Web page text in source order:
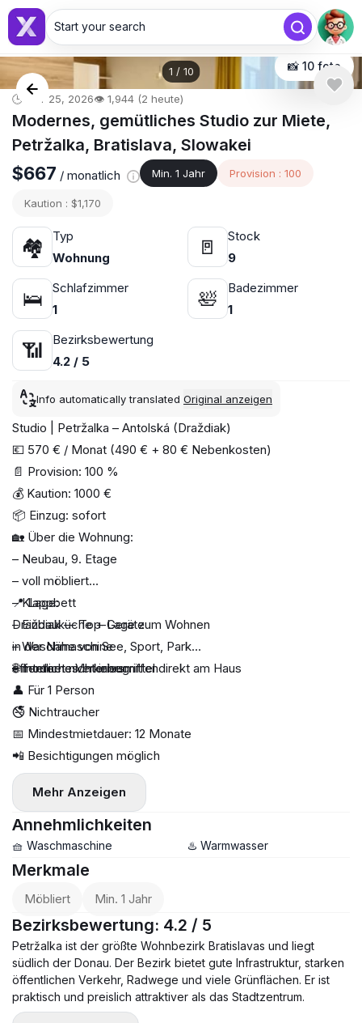
Start your search
1 / 10 📸 10 foto
🕒 Mär 25, 2026👁️ 1,944 (2 heute)
Modernes, gemütliches Studio zur Miete,
Petržalka, Bratislava, Slowakei
$667 / monatlich Min. 1 Jahr Provision : 100
Kaution : $1,170
🏘
Typ
Wohnung
🚪
Stock
9
🛌
Schlafzimmer
1
🛀
Badezimmer
1
📶
Bezirksbewertung
4.2 / 5
Info automatically translated Original anzeigen
Studio | Petržalka – Antolská (Draždiak)
💶 570 € / Monat (490 € + 80 € Nebenkosten)
📄 Provision: 100 %
💰 Kaution: 1000 €
📦 Einzug: sofort
🏡 Über die Wohnung:
– Neubau, 9. Etage
– voll möbliert
– Klappbett
– Einbauküche + Geräte
– Waschmaschine
– modernes Interieur
📍 Lage:
Draždiak — Top-Lage zum Wohnen
in der Nähe von See, Sport, Park
öffentliche Verkehrsmittel direkt am Haus
🌐 Internet nicht inbegriffen
👤 Für 1 Person
🚭 Nichtraucher
📅 Mindestmietdauer: 12 Monate
📲 Besichtigungen möglich
Mehr Anzeigen
Annehmlichkeiten
🧺 Waschmaschine ♨️ Warmwasser
Merkmale
Möbliert Min. 1 Jahr
Bezirksbewertung: 4.2 / 5
Petržalka ist der größte Wohnbezirk Bratislavas und liegt
südlich der Donau. Der Bezirk bietet gute Infrastruktur, starken
öffentlichen Verkehr, Radwege und viele Grünflächen. Er ist
praktisch und preislich attraktiver als das Stadtzentrum.